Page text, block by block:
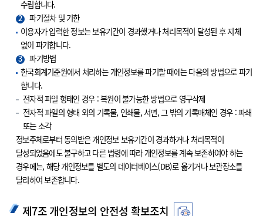
수립합니다.
2
파기절차 및 기한
이용자가 입력한 정보는 보유기간이 경과했거나 처리목적이 달성된 후 지체
없이 파기합니다.
3
파기방법
한국회계기준원에서 처리하는 개인정보를 파기할 때에는 다음의 방법으로 파기
합니다.
전자적 파일 형태인 경우 : 복원이 불가능한 방법으로 영구삭제
전자적 파일의 형태 외의 기록물, 인쇄물, 서면, 그 밖의 기록매체인 경우 : 파쇄
또는 소각
정보주체로부터 동의받은 개인정보 보유기간이 경과하거나 처리목적이
달성되었음에도 불구하고 다른 법령에 따라 개인정보를 계속 보존하여야 하는
경우에는, 해당 개인정보를 별도의 데이터베이스(DB)로 옮기거나 보관장소를
달리하여 보존합니다.
제7조 개인정보의 안전성 확보조치